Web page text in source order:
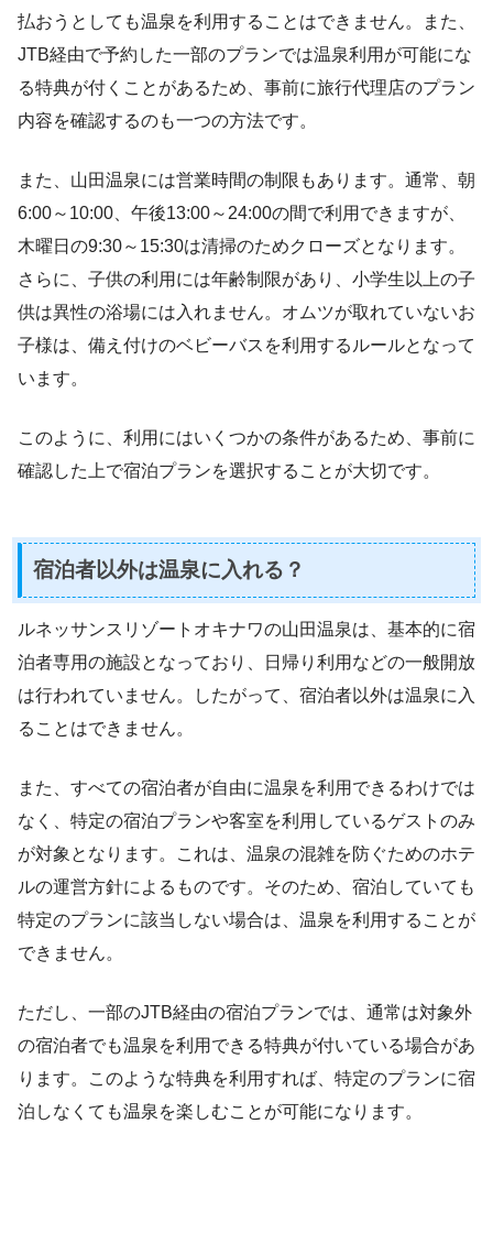
払おうとしても温泉を利用することはできません。また、
JTB経由で予約した一部のプランでは温泉利用が可能にな
る特典が付くことがあるため、事前に旅行代理店のプラン
内容を確認するのも一つの方法です。
また、山田温泉には営業時間の制限もあります。通常、朝
6:00～10:00、午後13:00～24:00の間で利用できますが、
木曜日の9:30～15:30は清掃のためクローズとなります。
さらに、子供の利用には年齢制限があり、小学生以上の子
供は異性の浴場には入れません。オムツが取れていないお
子様は、備え付けのベビーバスを利用するルールとなって
います。
このように、利用にはいくつかの条件があるため、事前に
確認した上で宿泊プランを選択することが大切です。
宿泊者以外は温泉に入れる？
ルネッサンスリゾートオキナワの山田温泉は、基本的に宿
泊者専用の施設となっており、日帰り利用などの一般開放
は行われていません。したがって、宿泊者以外は温泉に入
ることはできません。
また、すべての宿泊者が自由に温泉を利用できるわけでは
なく、特定の宿泊プランや客室を利用しているゲストのみ
が対象となります。これは、温泉の混雑を防ぐためのホテ
ルの運営方針によるものです。そのため、宿泊していても
特定のプランに該当しない場合は、温泉を利用することが
できません。
ただし、一部のJTB経由の宿泊プランでは、通常は対象外
の宿泊者でも温泉を利用できる特典が付いている場合があ
ります。このような特典を利用すれば、特定のプランに宿
泊しなくても温泉を楽しむことが可能になります。